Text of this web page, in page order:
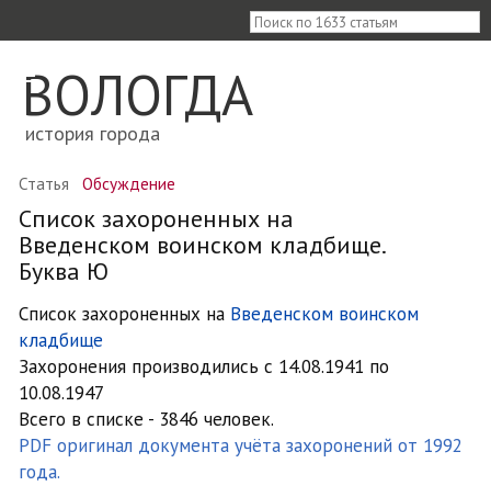
ВОЛОГДА
история города
≡
Статья Обсуждение
Список захороненных на
Введенском воинском кладбище.
Буква Ю
Список захороненных на Введенском воинском
кладбище
Захоронения производились с 14.08.1941 по
10.08.1947
Всего в списке - 3846 человек.
PDF оригинал документа учёта захоронений от 1992
года.